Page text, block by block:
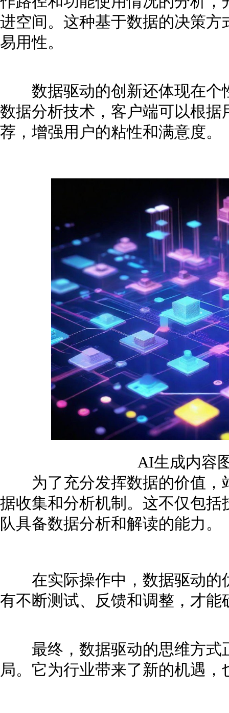
进空间。这种基于数据的决策
易用性。
数据驱动的创新还体现在个
数据分析技术，客户端可以根
荐，增强用户的粘性和满意度。
AI生成内容
为了充分发挥数据的价值，
据收集和分析机制。这不仅包
队具备数据分析和解读的能力。
在实际操作中，数据驱动的
有不断测试、反馈和调整，才
最终，数据驱动的思维方式
局。它为行业带来了新的机遇